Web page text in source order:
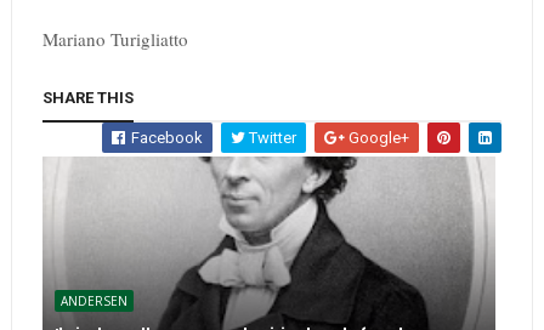
Mariano Turigliatto
SHARE THIS
Facebook Twitter Google+
ANDERSEN